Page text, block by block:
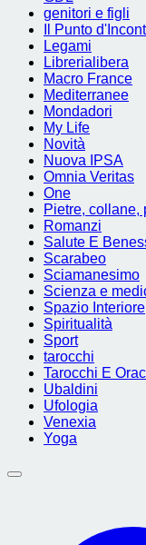
genitori e figli
Il Punto
Legami
Librerialibera
Macro France
Mediterranee
Mondadori
My Life
Novità
Nuova IPSA
Omnia Veritas
One
Pietre, collane,
Romanzi
Salute E
Scarabeo
Sciamanesimo
Scienza e
Spazio Interiore
Spiritualità
Sport
tarocchi
Tarocchi E
Ubaldini
Ufologia
Venexia
Yoga